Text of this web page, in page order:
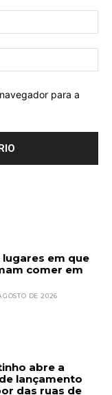
para a
lugares em que
comer em
DE 2026
abre a
lançamento
das ruas de